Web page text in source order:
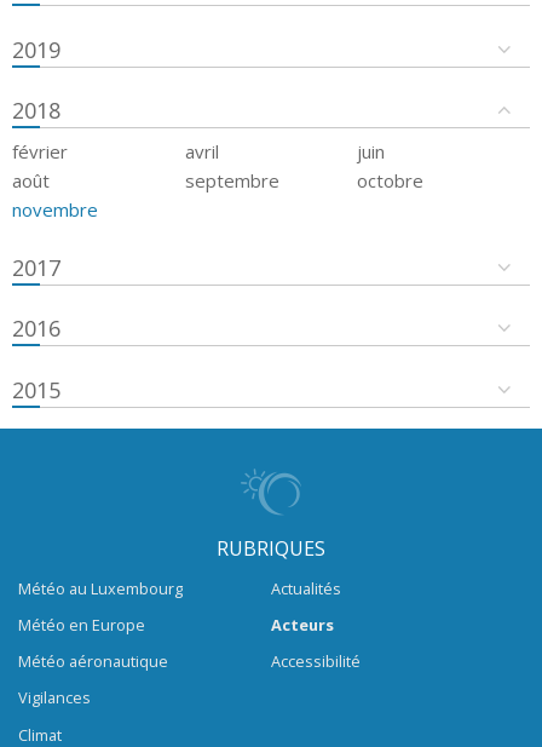
2019
2018
février avril
juin
août
septembre
octobre
novembre
2017
2016
2015
RUBRIQUES
Météo au Luxembourg
Météo en Europe
Météo aéronautique
Vigilances
Climat
Actualités
Acteurs
Accessibilité